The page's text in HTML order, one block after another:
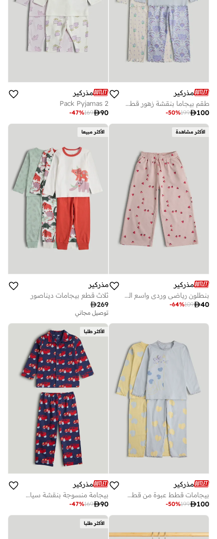
مذركير
طقم بيجاما بنقشة زهور قطعتين
100
199
-50%
مذركير
2 Pack Pyjamas
90
169
-47%
الأكثر مشاهدة
مذركير
بنطلون رياضي وردي واسع الساق
40
109
-64%
الأكثر مبيعا
مذركير
ثلاث قطع بيجامات ديناصور
269
توصيل مجاني
مذركير
بيجامات قطط عبوة من قطعتين
100
199
-50%
الأكثر طلبا
مذركير
بيجامة منسوجة بنقشة سيارات كحلية
90
169
-47%
الأكثر طلبا